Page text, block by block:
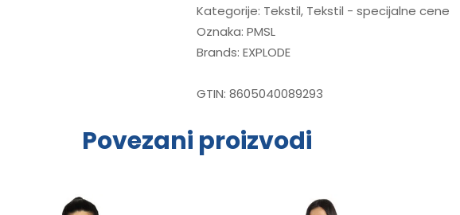
Kategorije: Tekstil, Tekstil - specijalne cene
Oznaka: PMSL
Brands: EXPLODE
GTIN: 8605040089293
Povezani proizvodi